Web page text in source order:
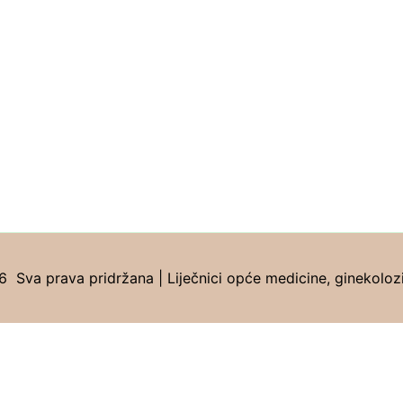
Sva prava pridržana | Liječnici opće medicine,